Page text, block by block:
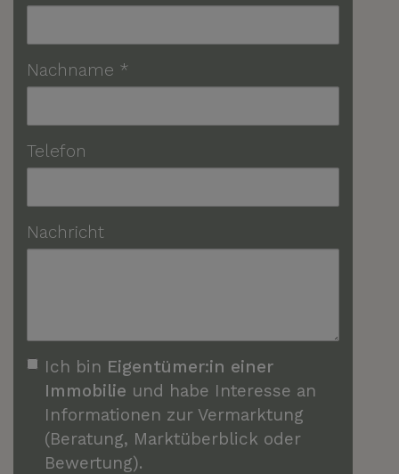
Nachname
Telefon
Nachricht
Ich bin Eigentümer:in einer
Immobilie und habe Interesse an
Informationen zur Vermarktung
(Beratung, Marktüberblick oder
Bewertung).